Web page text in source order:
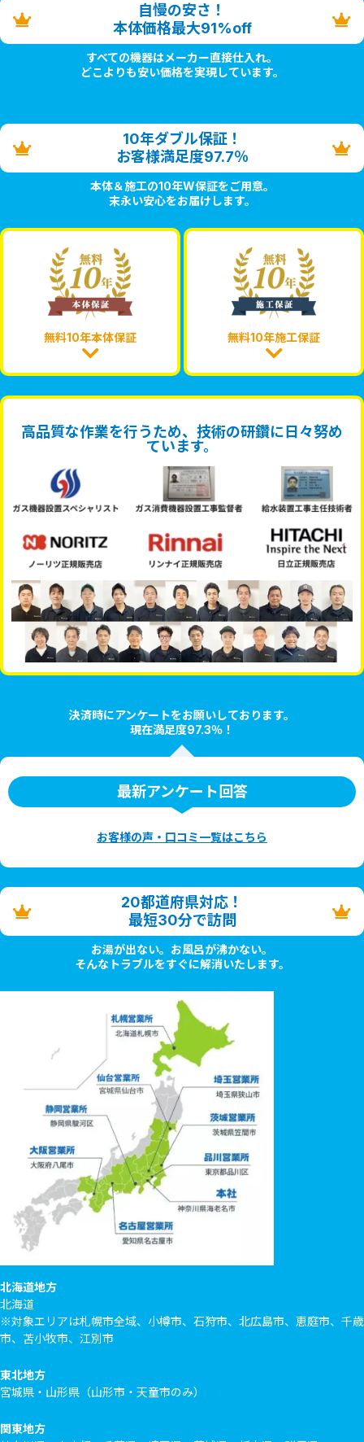
自慢の安さ！
本体価格最大91%off
すべての機器はメーカー直接仕入れ。
どこよりも安い価格を実現しています。
10年ダブル保証！
お客様満足度97.7％
本体＆施工の10年W保証をご用意。
末永い安心をお届けします。
無料10年本体保証 無料10年施工保証
高品質な作業を行うため、技術の研鑽に日々努め
ています。
決済時にアンケートをお願いしております。
現在満足度97.3％！
最新アンケート回答
お客様の声・口コミ一覧はこちら
20都道府県対応！
最短30分で訪問
お湯が出ない。お風呂が沸かない。
そんなトラブルをすぐに解消いたします。
北海道地方
北海道
※対象エリアは札幌市全域、小樽市、石狩市、北広島市、恵庭市、千歳
市、苫小牧市、江別市
東北地方
宮城県・山形県（山形市・天童市のみ）
関東地方